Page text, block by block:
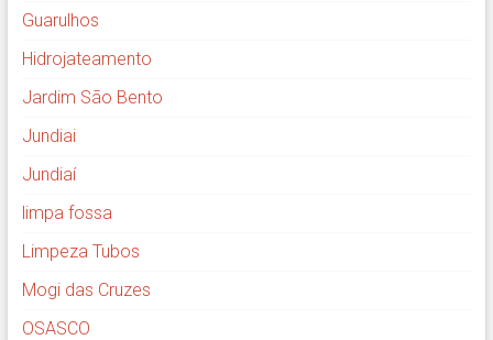
Guarulhos
Hidrojateamento
Jardim São Bento
Jundiai
Jundiaí
limpa fossa
Limpeza Tubos
Mogi das Cruzes
OSASCO